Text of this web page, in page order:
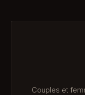
Couples et